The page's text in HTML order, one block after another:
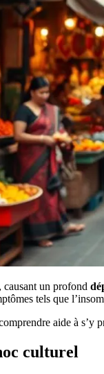
causant un profond
tels que
aide à s’y
culturel